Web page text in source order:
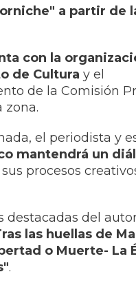
a partir de
con la
de Cultura y el
de la Comisión
zona.
el periodista y
mantendrá un
procesos
destacadas del
las huellas de
o Muerte- La
.